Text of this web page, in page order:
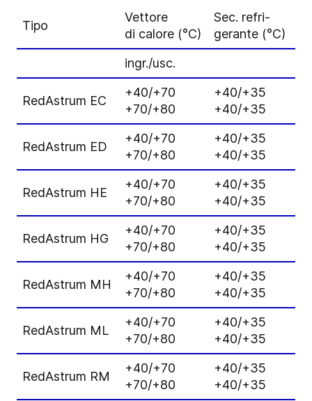
Tipo
Vettore
di calore (°C)
Sec. refri-
gerante (°C)
ingr./usc.
RedAstrum EC
+40/+70
+70/+80
+40/+35
+40/+35
RedAstrum ED
+40/+70
+70/+80
+40/+35
+40/+35
RedAstrum HE
+40/+70
+70/+80
+40/+35
+40/+35
RedAstrum HG
+40/+70
+70/+80
+40/+35
+40/+35
RedAstrum MH
+40/+70
+70/+80
+40/+35
+40/+35
RedAstrum ML
+40/+70
+70/+80
+40/+35
+40/+35
RedAstrum RM
+40/+70
+70/+80
+40/+35
+40/+35